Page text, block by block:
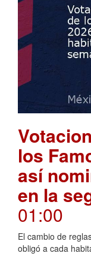
los
así
en la
01:00
El cambio de
obligó a cada